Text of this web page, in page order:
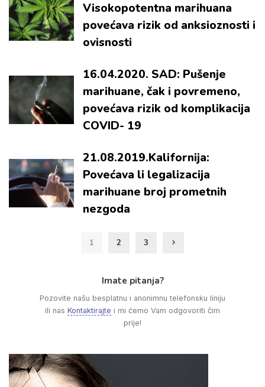
Visokopotentna marihuana
povećava rizik od anksioznosti i
ovisnosti
16.04.2020. SAD: Pušenje
marihuane, čak i povremeno,
povećava rizik od komplikacija
COVID- 19
21.08.2019.Kalifornija:
Povećava li legalizacija
marihuane broj prometnih
nezgoda
1 2 3
Imate pitanja?
Pozovite našu besplatnu i anonimnu telefonsku liniju
ili nas Kontaktirajte i mi ćemo Vam odgovoriti čim
prije!